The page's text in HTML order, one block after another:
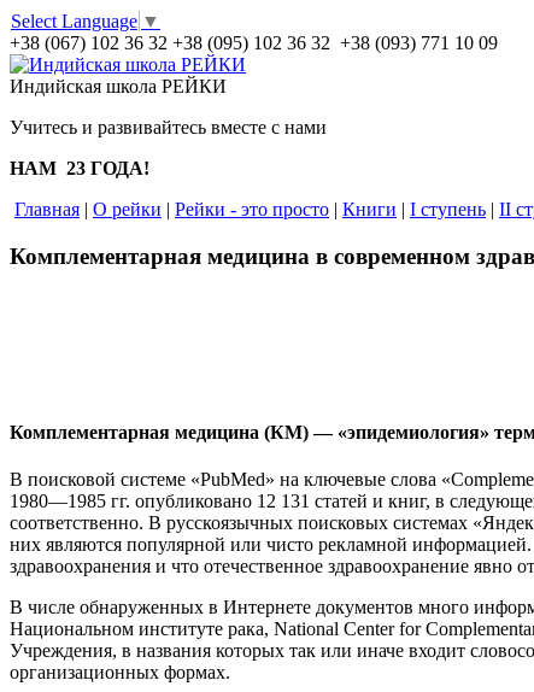
Select Language ▼
+38 (067) 102 36 32 +38 (095) 102 36 32 +38 (093) 771 10 09
Индийская школа РЕЙКИ
Учитесь и развивайтесь вместе с нами
НАМ 23 ГОДА!
Главная | О рейки | Рейки - это просто | Книги | I ступень | II
Комплементарная медицина в современном
Комплементарная медицина (КМ) — «эпидемиология»
В поисковой системе «PubMed» на ключевые слова
1980—1985 гг. опубликовано 12 131 статей и книг, в
соответственно. В русскоязычных поисковых системах
них являются популярной или чисто рекламной
здравоохранения и что отечественное здравоохранение явно
В числе обнаруженных в Интернете документов много
Национальном институте рака, National Center for
Учреждения, в названия которых так или иначе входит
организационных формах.